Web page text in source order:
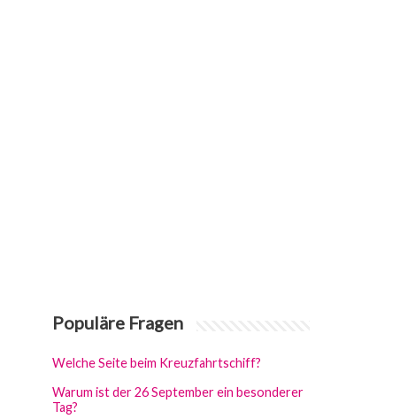
Populäre Fragen
Welche Seite beim Kreuzfahrtschiff?
Warum ist der 26 September ein besonderer
Tag?